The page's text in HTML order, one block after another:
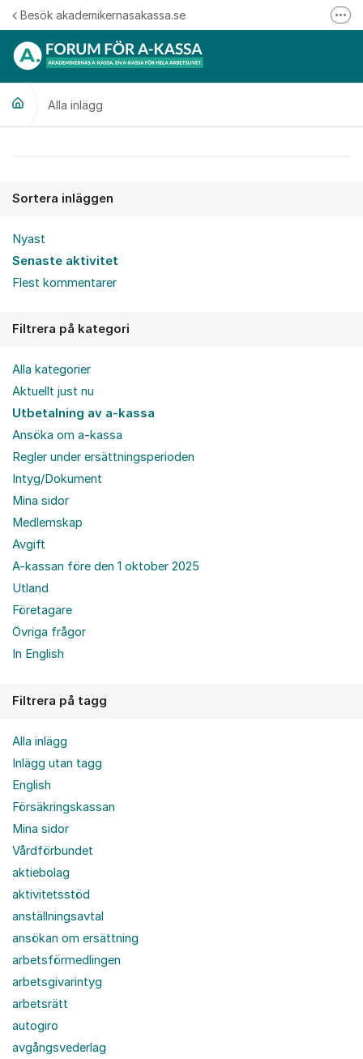
Hoppa till innehåll
Besök akademikernasakassa.se
Alla inlägg
Sortera inläggen
Nyast
Senaste aktivitet
Flest kommentarer
Filtrera på kategori
Alla kategorier
Aktuellt just nu
Utbetalning av a-kassa
Ansöka om a-kassa
Regler under ersättningsperioden
Intyg/Dokument
Mina sidor
Medlemskap
Avgift
A-kassan före den 1 oktober 2025
Utland
Företagare
Övriga frågor
In English
Filtrera på tagg
Alla inlägg
Inlägg utan tagg
English
Försäkringskassan
Mina sidor
Vårdförbundet
aktiebolag
aktivitetsstöd
anställningsavtal
ansökan om ersättning
arbetsförmedlingen
arbetsgivarintyg
arbetsrätt
autogiro
avgångsvederlag